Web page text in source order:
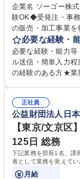
企業名 ソーゴー株式会社 求人名 東京都品川区【営業アシ
験OK◆受発注・事務◆年間休日130日
の販売・加工事業
いたします。注文対
か、電話・メール対応等の
Xによる注文対応、
社への発注および加
当社の指定する業務 募集職種 東京都品川区【営業アシスタント】未経験O
K◆受発注・事務◆
必要な経験・
必要な経験・能力
ル送信・簡単入力
の経験のある方★業
変化に臨機応変かつ
れる方を求めていま
寧な指導体制が整
ます。 学歴・資格 学歴：大学院 大学 高専 短大 専修学校 高校 語学力：
資格：
正社員
公益財団法人日
【東京/文京区
125日 総務
下記業務を部長1名、課
者として業務を覚えて
躍いただくことを期待し
月給